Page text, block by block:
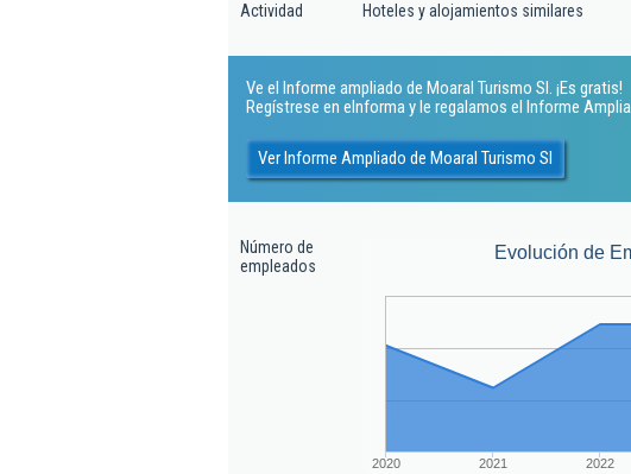
Actividad Hoteles y alojamientos similares
Ve el Informe ampliado de Moaral Turismo Sl. ¡Es gratis!
Regístrese en eInforma y le regalamos el Informe
Ver Informe Ampliado de Moaral Turismo Sl
Número de
empleados
Evolución de
2020 2021 2022